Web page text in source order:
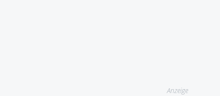
Anzeige